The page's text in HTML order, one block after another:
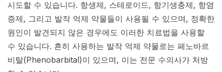
시도할 수 있습니다. 항생제, 스테로이드, 항기생충제, 항염
증제, 그리고 발작 억제 약물들이 사용될 수 있으며, 정확한
원인이 발견되지 않은 경우에도 이러한 치료법을 사용할
수 있습니다. 흔히 사용하는 발작 억제 약물로는 페노바르
비탈(Phenobarbital)이 있으며, 이는 전문 수의사가 처방